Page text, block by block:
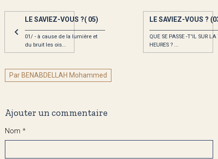
LE SAVIEZ-VOUS ?( 05)
01/ - à cause de la lumière et
du bruit les ois...
LE SAVIEZ-VOUS ?
QUE SE PASSE -T'IL SUR LA
HEURES ? ...
Par BENABDELLAH Mohammed
Ajouter un commentaire
Nom